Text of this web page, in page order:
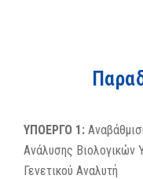
ΥΠΟΕΡΓΟ 1:
Ανάλυσης Βιολογικών
Γενετικού Αναλυτή